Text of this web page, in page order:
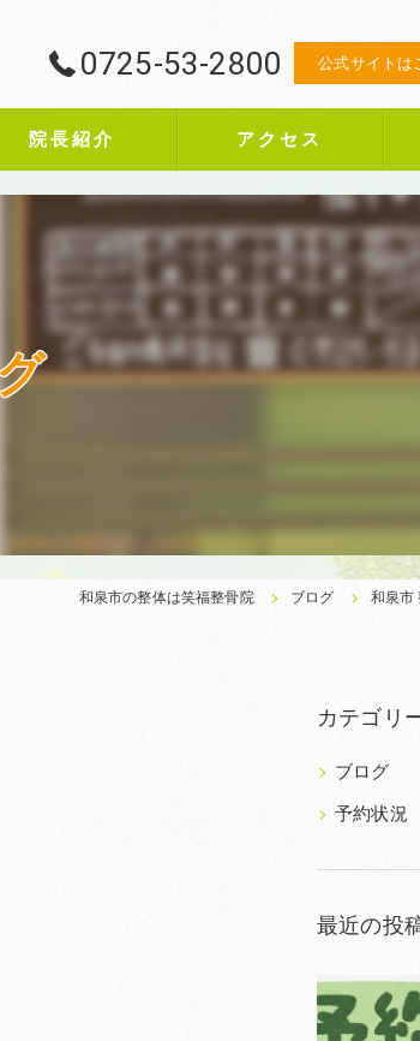
0725-53-2800 公式サイトは
院長紹介 アクセス
和泉市の整体は笑福整骨院 ブログ 和泉市
カテゴリ
ブログ
予約状況
最近の投